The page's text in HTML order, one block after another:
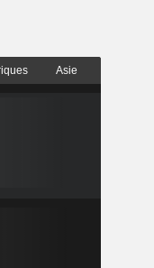
Asie